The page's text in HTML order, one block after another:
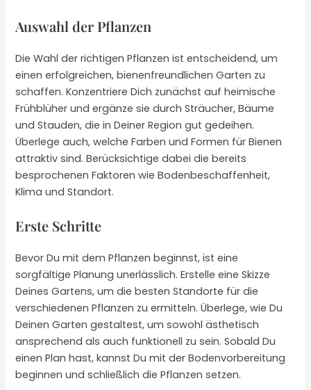
Auswahl der Pflanzen
Die Wahl der richtigen Pflanzen ist entscheidend, um
einen erfolgreichen, bienenfreundlichen Garten zu
schaffen. Konzentriere Dich zunächst auf heimische
Frühblüher und ergänze sie durch Sträucher, Bäume
und Stauden, die in Deiner Region gut gedeihen.
Überlege auch, welche Farben und Formen für Bienen
attraktiv sind. Berücksichtige dabei die bereits
besprochenen Faktoren wie Bodenbeschaffenheit,
Klima und Standort.
Erste Schritte
Bevor Du mit dem Pflanzen beginnst, ist eine
sorgfältige Planung unerlässlich. Erstelle eine Skizze
Deines Gartens, um die besten Standorte für die
verschiedenen Pflanzen zu ermitteln. Überlege, wie Du
Deinen Garten gestaltest, um sowohl ästhetisch
ansprechend als auch funktionell zu sein. Sobald Du
einen Plan hast, kannst Du mit der Bodenvorbereitung
beginnen und schließlich die Pflanzen setzen.